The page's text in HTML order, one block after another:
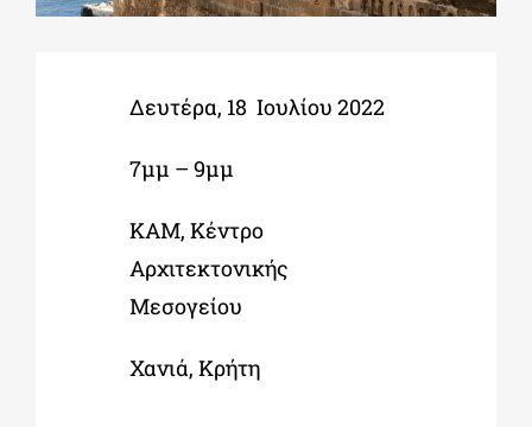
ΠΟΛΙΤΙΣΤΙΚΟΙ ΦΟΡΕΙΣ
Δευτέρα, 18 Ιουλίου 2022
7μμ – 9μμ
ΚΑΜ, Κέντρο
Αρχιτεκτονικής
Μεσογείου
Χανιά, Κρήτη